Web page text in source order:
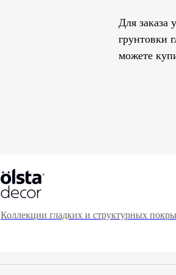
Для заказа
грунтовки
можете
Коллекции гладких и структурных